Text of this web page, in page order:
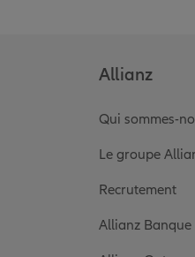
Allianz
Qui sommes-
Le groupe
Recrutement
Allianz Banque